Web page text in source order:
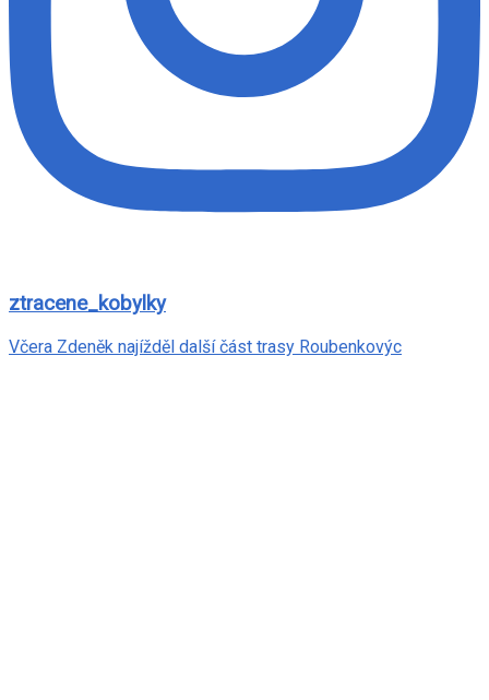
ztracene_kobylky
Včera Zdeněk najížděl další část trasy Roubenkovýc